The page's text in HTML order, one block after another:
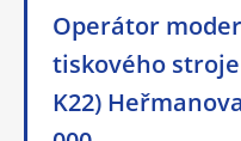
Operátor
tiskového
K22)